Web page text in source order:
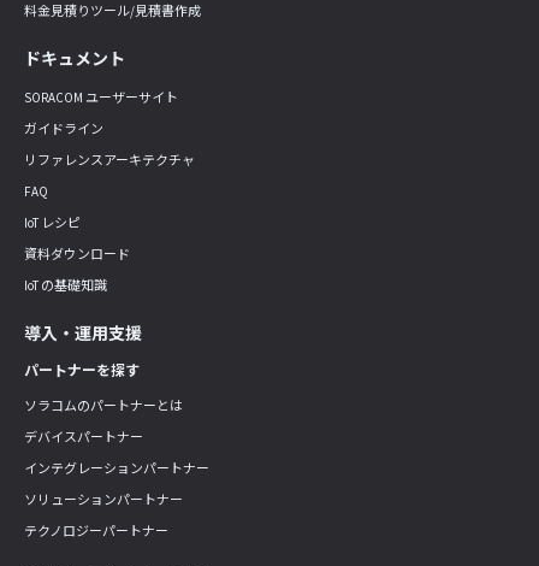
料金見積りツール/見積書作成
ドキュメント
SORACOM ユーザーサイト
ガイドライン
リファレンスアーキテクチャ
FAQ
IoT レシピ
資料ダウンロード
IoT の基礎知識
導入・運用支援
パートナーを探す
ソラコムのパートナーとは
デバイスパートナー
インテグレーションパートナー
ソリューションパートナー
テクノロジーパートナー